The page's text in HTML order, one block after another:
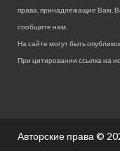
права, принадлежащие Вам,
сообщите нам.
На сайте могут быть
При цитировании ссылка на
Авторские права ©